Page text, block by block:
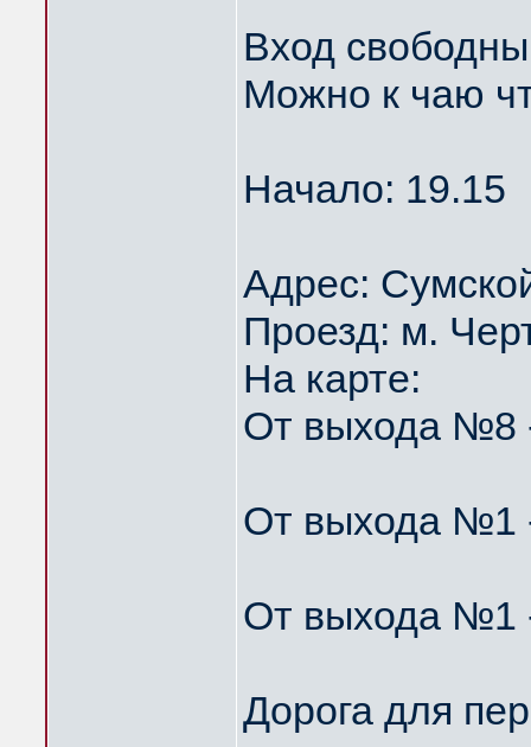
Вход
Можно к чаю
Начало: 19.15
Адрес:
Проезд: м.
На карте:
От выхода №8
От выхода №1
От выхода №1 -
Дорога для